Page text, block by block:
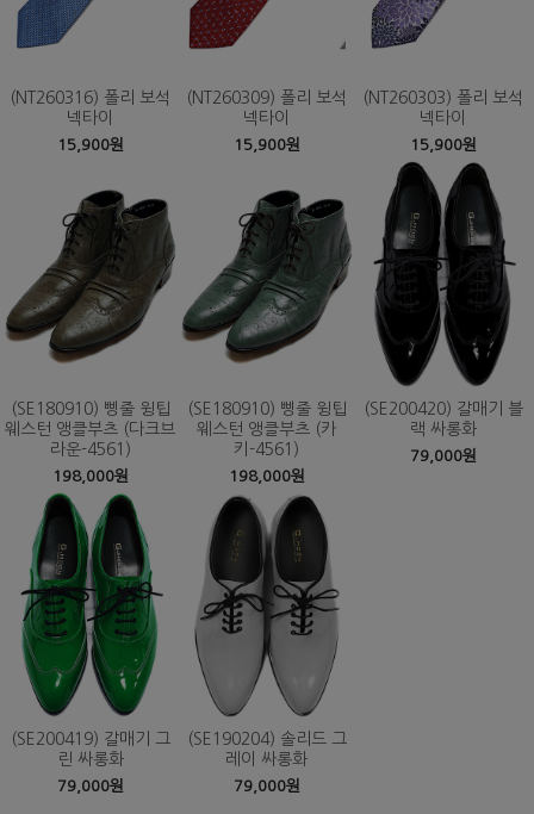
(NT260316) 폴리 보석
넥타이
15,900원
(NT260309) 폴리 보석
넥타이
15,900원
(NT260303) 폴리 보석
넥타이
15,900원
(SE180910) 삥줄 윙팁
웨스턴 앵클부츠 (다크브
라운-4561)
198,000원
(SE180910) 삥줄 윙팁
웨스턴 앵클부츠 (카
키-4561)
198,000원
(SE200420) 갈매기 블
랙 싸롱화
79,000원
(SE200419) 갈매기 그
린 싸롱화
79,000원
(SE190204) 솔리드 그
레이 싸롱화
79,000원